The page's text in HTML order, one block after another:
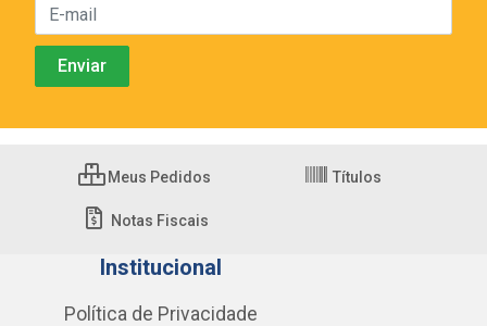
Meus Pedidos Títulos
Notas Fiscais
Institucional
Política de Privacidade